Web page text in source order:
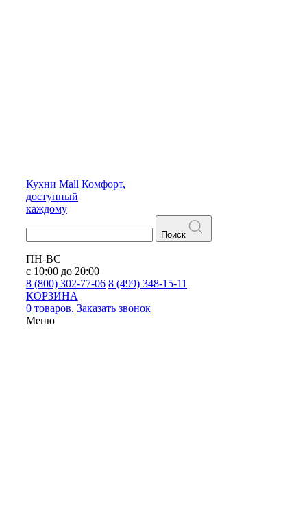
Кухни Mall Комфорт,
доступный
каждому
Поиск
ПН-ВС
с 10:00 до 20:00
8 (800) 302-77-06 8 (499) 348-15-11
КОРЗИНА
0 товаров. Заказать звонок
Меню